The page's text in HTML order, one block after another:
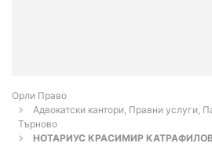
Орли Право
Адвокатски кантори, Правни услуги,
Търново
НОТАРИУС КРАСИМИР